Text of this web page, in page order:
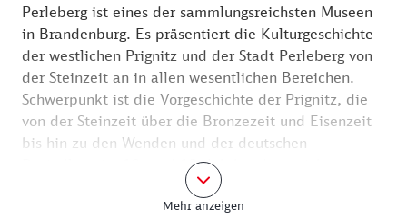
Perleberg ist eines der sammlungsreichsten Museen
in Brandenburg. Es präsentiert die Kulturgeschichte
der westlichen Prignitz und der Stadt Perleberg von
der Steinzeit an in allen wesentlichen Bereichen.
Schwerpunkt ist die Vorgeschichte der Prignitz, die
von der Steinzeit über die Bronzezeit und Eisenzeit
bis hin zu den Wenden und der deutschen
Besiedlung im 12. und 13. Jahrhundert reicht.
Weiterhin ist die Stadtgeschichte Perlebergs ein
zentrales Thema wobei ein besonderer Fokus auf das
Mehr anzeigen